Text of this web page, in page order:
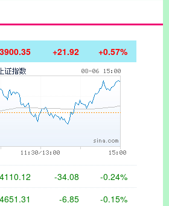
3900.35 +21.92 +0.57%
-34.08 -0.24%
4651.31 -6.85 -0.15%